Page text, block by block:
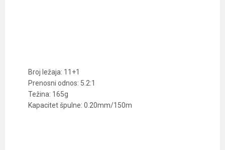
Broj ležaja: 11+1
Prenosni odnos: 5.2:1
Težina: 165g
Kapacitet špulne: 0.20mm/150m